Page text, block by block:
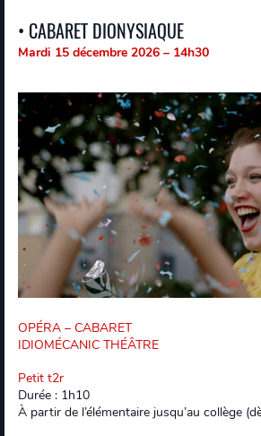
• CABARET DIONYSIAQUE
Mardi 15 décembre 2026 – 14h30
OPÉRA – CABARET
IDIOMÉCANIC THÉÂTRE
Petit t2r
Durée : 1h10
À partir de l’élémentaire jusqu’au collège